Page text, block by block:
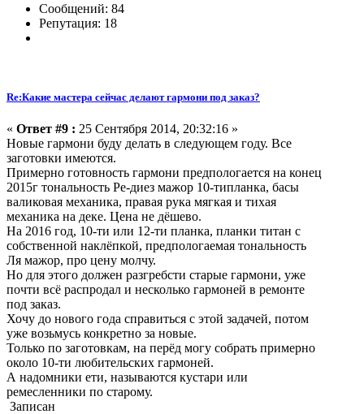
Сообщений: 84
Репутация: 18
Re:Какие мастера сейчас делают гармони под заказ?
« Ответ #9 : 25 Сентября 2014, 20:32:16 »
Новые гармони буду делать в следующем году. Все
заготовки имеются.
Примерно готовность гармони предпологается на конец
2015г тональность Ре-диез мажор 10-типланка, басы
валиковая механика, правая рука мягкая и тихая
механика на деке. Цена не дёшево.
На 2016 год, 10-ти или 12-ти планка, планки титан с
собственной наклёпкой, предпологаемая тональность
Ля мажор, про цену молчу.
Но для этого должен разгребсти старые гармони, уже
почти всё распродал и несколько гармоней в ремонте
под заказ.
Хочу до нового года справиться с этой задачей, потом
уже возьмусь конкретно за новые.
Только по заготовкам, на перёд могу собрать примерно
около 10-ти любительских гармоней.
А надомники ети, называются кустари или
ремесленники по старому.
Записан